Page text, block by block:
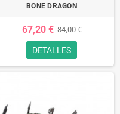
BONE DRAGON
67,20 € 84,00 €
DETALLES